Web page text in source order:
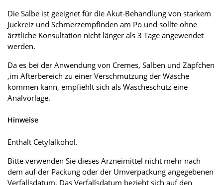
Die Salbe ist geeignet für die Akut-Behandlung von starkem
Juckreiz und Schmerzempfinden am Po und sollte ohne
ärztliche Konsultation nicht länger als 3 Tage angewendet
werden.
Da es bei der Anwendung von Cremes, Salben und Zäpfchen
,im Afterbereich zu einer Verschmutzung der Wäsche
kommen kann, empfiehlt sich als Wäscheschutz eine
Analvorlage.
Hinweise
Enthält Cetylalkohol.
Bitte verwenden Sie dieses Arzneimittel nicht mehr nach
dem auf der Packung oder der Umverpackung angegebenen
Verfallsdatum. Das Verfallsdatum bezieht sich auf den